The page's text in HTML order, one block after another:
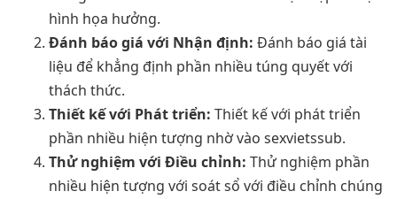
hình họa hưởng.
Đánh báo giá với Nhận định: Đánh báo giá tài
liệu để khẳng định phần nhiều túng quyết với
thách thức.
Thiết kế với Phát triển: Thiết kế với phát triển
phần nhiều hiện tượng nhờ vào sexvietssub.
Thử nghiệm với Điều chỉnh: Thử nghiệm phần
nhiều hiện tượng với soát sổ với điều chỉnh chúng